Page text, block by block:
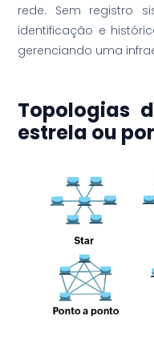
rede. Sem registro
identificação e
gerenciando uma
Topologias
estrela ou